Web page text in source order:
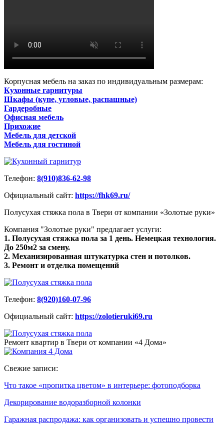
Корпусная мебель на заказ по индивидуальным размерам:
Кухонные гарнитуры
Шкафы (купе, угловые, распашные)
Гардеробные
Офисная мебель
Прихожие
Мебель для детской
Мебель для гостиной
Телефон: 8(910)836-62-98
Официальный сайт: https://fhk69.ru/
Полусухая стяжка пола в Твери от компании «Золотые руки»
Компания "Золотые руки" предлагает услуги:
1. Полусухая стяжка пола за 1 день. Немецкая технология.
До 250м2 за смену.
2. Механизированная штукатурка стен и потолков.
3. Ремонт и отделка помещений
Телефон: 8(920)160-07-96
Официальный сайт: https://zolotieruki69.ru
Ремонт квартир в Твери от компании «4 Дома»
Свежие записи:
Что такое «пропитка цветом» в интерьере: фотоподборка
Декорирование водоразборной колонки
Гаражная распродажа: как организовать и успешно провести